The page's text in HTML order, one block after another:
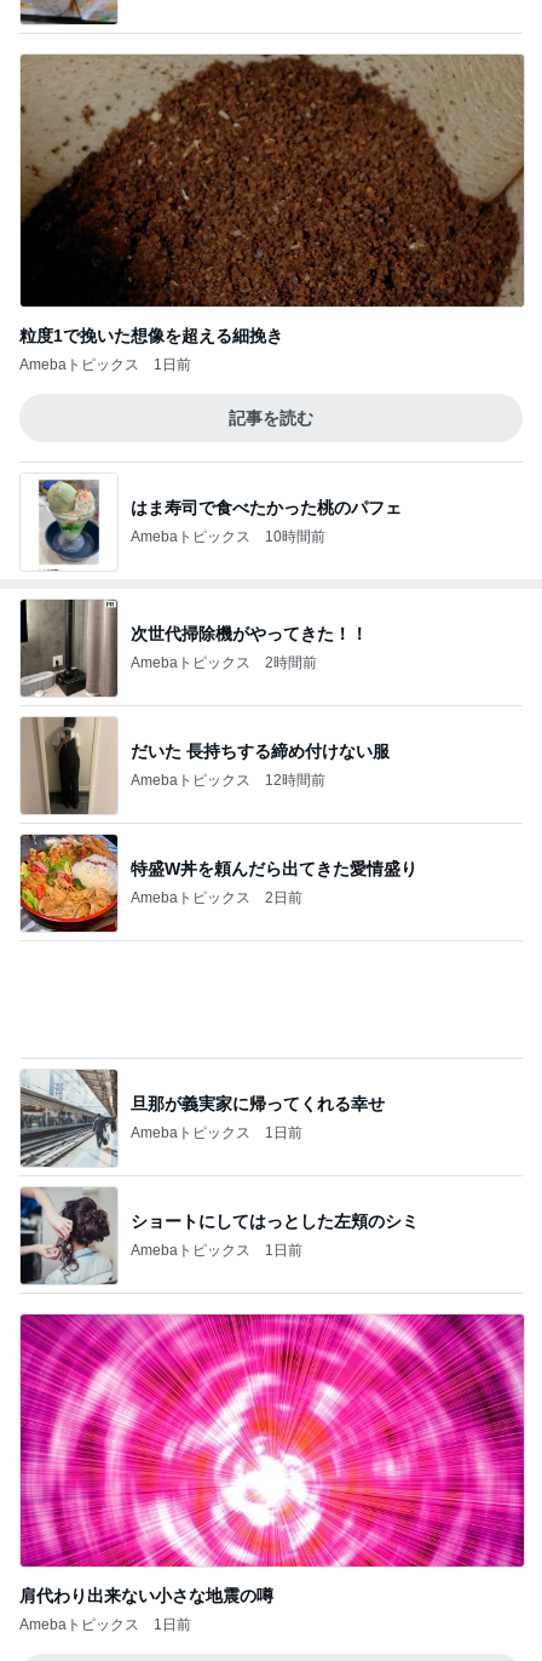
粒度1で挽いた想像を超える細挽き
Amebaトピックス 1日前
記事を読む
はま寿司で食べたかった桃のパフェ
Amebaトピックス 10時間前
次世代掃除機がやってきた！！
Amebaトピックス 2時間前
だいた 長持ちする締め付けない服
Amebaトピックス 12時間前
特盛W丼を頼んだら出てきた愛情盛り
Amebaトピックス 2日前
ショートにしてはっとした左頬のシミ
Amebaトピックス 1日前
肩代わり出来ない小さな地震の噂
Amebaトピックス 1日前
記事を読む